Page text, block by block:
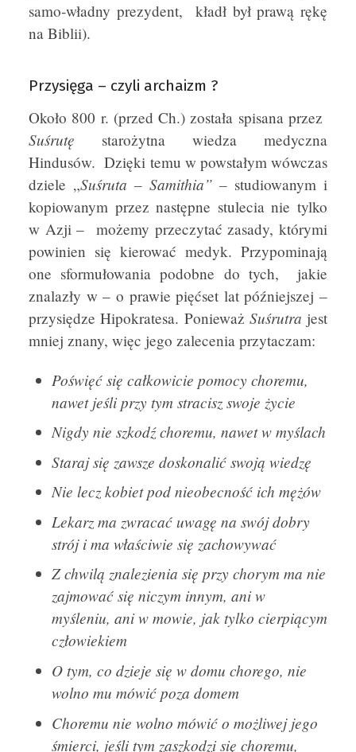
samo-władny prezydent, kładł był prawą rękę
na Biblii).
Przysięga – czyli archaizm ?
Około 800 r. (przed Ch.) została spisana przez
Suśrutę starożytna wiedza medyczna
Hindusów. Dzięki temu w powstałym wówczas
dziele „Suśruta – Samithia” – studiowanym i
kopiowanym przez następne stulecia nie tylko
w Azji – możemy przeczytać zasady, którymi
powinien się kierować medyk. Przypominają
one sformułowania podobne do tych, jakie
znalazły w – o prawie pięćset lat późniejszej –
przysiędze Hipokratesa. Ponieważ Suśrutra jest
mniej znany, więc jego zalecenia przytaczam:
Poświęć się całkowicie pomocy choremu,
nawet jeśli przy tym stracisz swoje życie
Nigdy nie szkodź choremu, nawet w myślach
Staraj się zawsze doskonalić swoją wiedzę
Nie lecz kobiet pod nieobecność ich mężów
Lekarz ma zwracać uwagę na swój dobry
strój i ma właściwie się zachowywać
Z chwilą znalezienia się przy chorym ma nie
zajmować się niczym innym, ani w
myśleniu, ani w mowie, jak tylko cierpiącym
człowiekiem
O tym, co dzieje się w domu chorego, nie
wolno mu mówić poza domem
Choremu nie wolno mówić o możliwej jego
śmierci, jeśli tym zaszkodzi się choremu,